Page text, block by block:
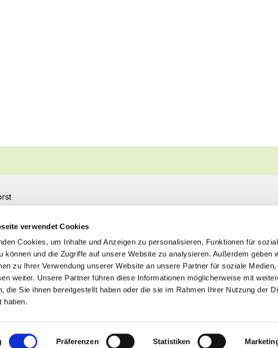
verwendet Cookies
Cookies, um Inhalte und Anzeigen zu personalisieren, Funktionen für
können und die Zugriffe auf unsere Website zu analysieren. Außerdem geben
zu Ihrer Verwendung unserer Website an unsere Partner für soziale Medien,
weiter. Unsere Partner führen diese Informationen möglicherweise mit
die Sie ihnen bereitgestellt haben oder die sie im Rahmen Ihrer Nutzung der
haben.
Präferenzen Statistiken